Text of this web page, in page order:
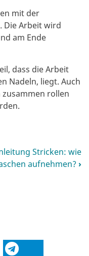
mit der
Die Arbeit wird
am Ende
dass die Arbeit
Nadeln, liegt. Auch
rollen
Stricken: wie
aufnehmen? ›